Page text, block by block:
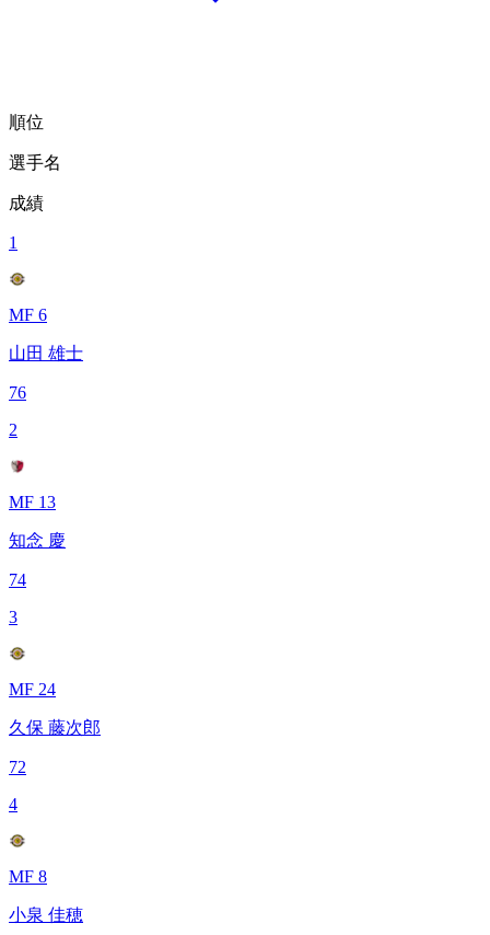
順位
選手名
成績
1
MF 6
山田 雄士
76
2
MF 13
知念 慶
74
3
MF 24
久保 藤次郎
72
4
MF 8
小泉 佳穂